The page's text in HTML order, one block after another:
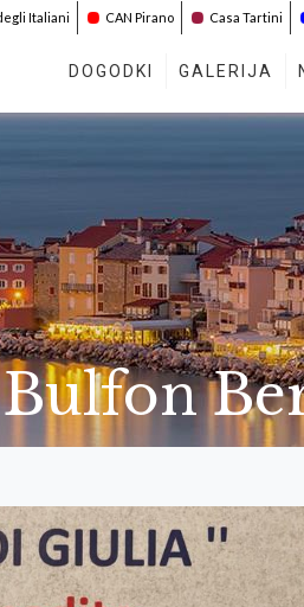
Italiani CAN Pirano Casa Tartini
DOGODKI GALERIJA